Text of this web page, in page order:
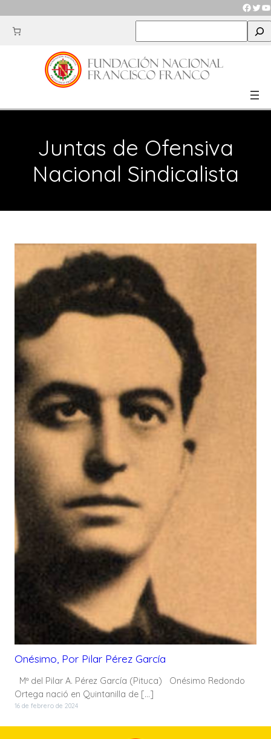
al
contenido
e
r
c
Juntas de Ofensiva
Nacional Sindicalista
Onésimo, Por Pilar Pérez García
Mª del Pilar A. Pérez García (Pituca) Onésimo Redondo
Ortega nació en Quintanilla de […]
16 de febrero de 2024